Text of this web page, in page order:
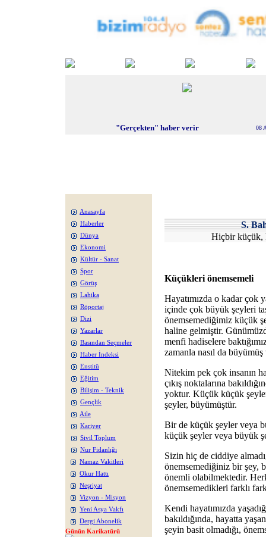
"Gerçekten" haber verir 08
Anasayfa
Haberler
Dünya
Ekonomi
Kültür - Sanat
Spor
Görüş
Lahika
Röportaj
Dizi
Yazarlar
Basından Seçmeler
Haber İndeksi
Enstitü
Eğitim
Bilişim - Teknik
Gençlik
Aile
Kariyer
Sivil Toplum
Nur Fidanlığı
Namaz Vakitleri
Okur Hattı
Neşriyat
Vizyon - Misyon
Yeni Asya Vakfı
Dergi Abonelik
Günün Karikatürü
S.
Hiçbir küçük,
Küçükleri önemsemeli
Hayatımızda o kadar çok
içinde çok büyük şeyleri
önemsemediğimiz küçük
haline gelmiştir.
menfi hadiselere
zamanla nasıl da
Nitekim pek çok insanın
çıkış noktalarına
yoktur. Küçük küçük
şeyler, büyümüştür.
Bir de küçük şeyler veya
küçük şeyler veya büyük
Sizin hiç de ciddiye
önemsemediğiniz bir şey,
önemli olabilmektedir.
önemsemedikleri farklı
Kendi hayatımızda
bakıldığında, hayatta
şeyin basit olmadığı,